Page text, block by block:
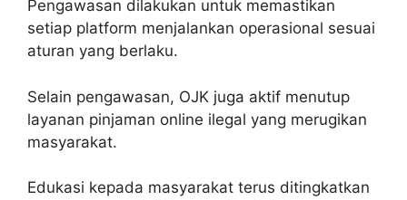
Pengawasan dilakukan untuk memastikan
setiap platform menjalankan operasional sesuai
aturan yang berlaku.
Selain pengawasan, OJK juga aktif menutup
layanan pinjaman online ilegal yang merugikan
masyarakat.
Edukasi kepada masyarakat terus ditingkatkan